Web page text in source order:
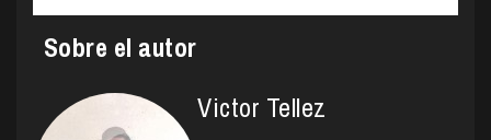
Sobre el autor
Victor Tellez